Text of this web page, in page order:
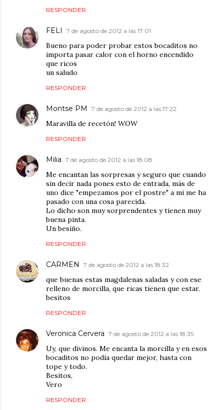
RESPONDER
FELI 7 de agosto de 2012 a las 17:01
Bueno para poder probar estos bocaditos no
importa pasar calor con el horno encendido
que ricos
un saludo
RESPONDER
Montse PM 7 de agosto de 2012 a las 17:22
Maravilla de recetón! WOW
RESPONDER
Milia 7 de agosto de 2012 a las 18:08
Me encantan las sorpresas y seguro que cuando
sin decir nada pones esto de entrada, más de
uno dice "empezamos por el postre" a mi me ha
pasado con una cosa parecida.
Lo dicho son muy sorprendentes y tienen muy
buena pinta.
Un besiño.
RESPONDER
CARMEN 7 de agosto de 2012 a las 18:32
que buenas estas magdalenas saladas y con ese
relleno de morcilla, que ricas tienen que estar.
besitos
RESPONDER
Veronica Cervera 7 de agosto de 2012 a las 18:35
Uy, que divinos. Me encanta la morcilla y en esos
bocaditos no podía quedar mejor, hasta con
tope y todo.
Besitos,
Vero
RESPONDER